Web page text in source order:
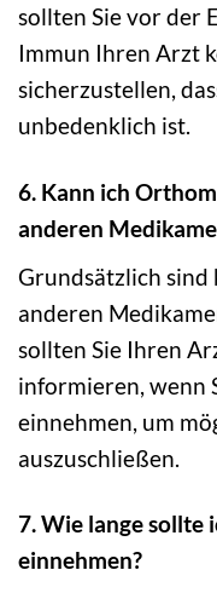
sollten Sie vor der
Immun Ihren Arzt
sicherzustellen,
unbedenklich ist.
6. Kann ich
anderen
Grundsätzlich
anderen
sollten Sie Ihren
informieren, wenn
einnehmen, um
auszuschließen.
7. Wie lange sollte
einnehmen?